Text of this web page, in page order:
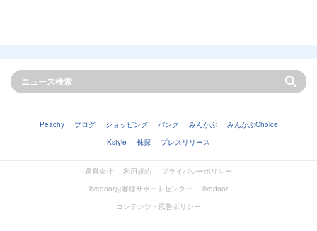
Peachy ブログ ショッピング バンク みんかぶ
みんかぶChoice
Kstyle
株探 プレスリリース
運営会社 利用規約
プライバシーポリシー
livedoorお客様サポートセンター
livedoor
コンテンツ・広告ポリシー